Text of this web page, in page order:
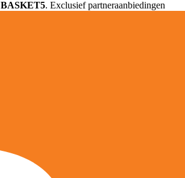
BASKET5. Exclusief partneraanbiedingen